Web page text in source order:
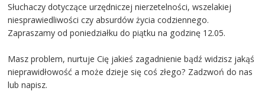
Słuchaczy dotyczące urzędniczej nierzetelności, wszelakiej
niesprawiedliwości czy absurdów życia codziennego.
Zapraszamy od poniedziałku do piątku na godzinę 12.05.
Masz problem, nurtuje Cię jakieś zagadnienie bądź widzisz jakąś
nieprawidłowość a może dzieje się coś złego? Zadzwoń do nas
lub napisz.